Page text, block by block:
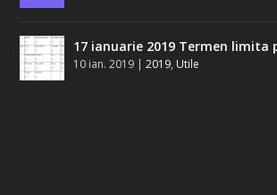
17 ianuarie 2019 Termen limita
10 ian. 2019 |2019, Utile